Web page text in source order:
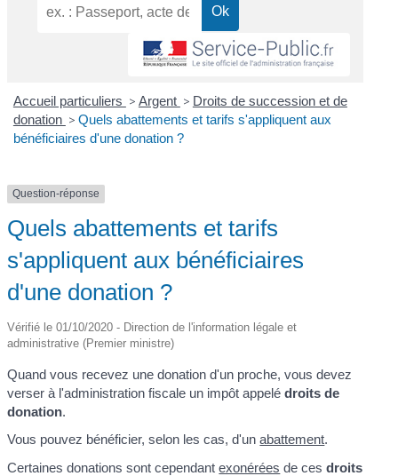
Accueil particuliers > Argent > Droits de succession et de
donation > Quels abattements et tarifs s'appliquent aux
bénéficiaires d'une donation ?
Question-réponse
Quels abattements et tarifs
s'appliquent aux bénéficiaires
d'une donation ?
Vérifié le 01/10/2020 - Direction de l'information légale et
administrative (Premier ministre)
Quand vous recevez une donation d'un proche, vous devez
verser à l'administration fiscale un impôt appelédroits de
donation.
Vous pouvez bénéficier, selon les cas, d'unabattement.
Certaines donations sont cependantexonérées de cesdroits